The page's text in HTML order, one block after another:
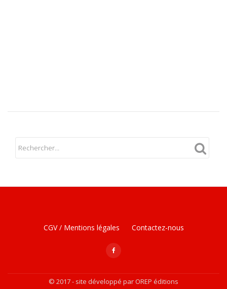
MenuCGV / Mentions légales Contactez-nous
fa-
facebook
© 2017 - site développé par OREP éditions